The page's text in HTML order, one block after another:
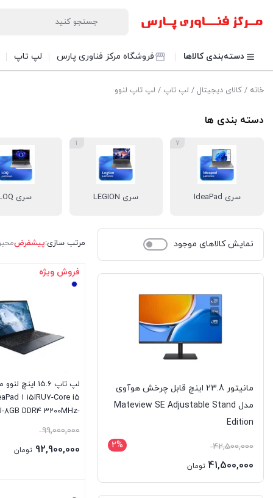
دسته‌بندی کالاها فروشگاه مرکز فناوری پارس لپ تاپ
خانه / کالای دیجیتال / لپ تاپ / لپ تاپ لنوو
دسته بندی ها
سری IdeaPad
7
سری LEGION
1
سری LOQ
نمایش کالاهای موجود
مانیتور 23.8 اینچ قابل چرخش هوآوی
مدل Mateview SE Adjustable Stand
Edition
2%
42,500,000
41,500,000 تومان
مرتب سازی:پیشفرض
فروش ویژه
لپ تاپ 15.6 اینچ
1 15IRU7-Core i5
8GB DDR4 3200MHz-
256GB SSD-IPS-Touch
99,000,000
92,900,000 تومان